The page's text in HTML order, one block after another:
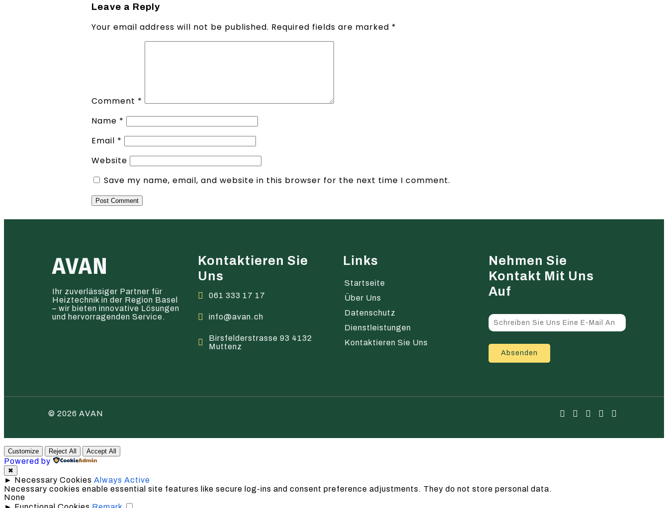
Leave a Reply
Your email address will not be published. Required fields are marked *
Comment *
Name *
Email *
Website
Save my name, email, and website in this browser for the next time I comment.
AVAN
Ihr zuverlässiger Partner für
Heiztechnik in der Region Basel
– wir bieten innovative Lösungen
und hervorragenden Service.
Kontaktieren Sie
Uns
061 333 17 17
info@avan.ch
Birsfelderstrasse 93 4132
Muttenz
Links
Startseite
Über Uns
Datenschutz
Dienstleistungen
Kontaktieren Sie Uns
Nehmen Sie
Kontakt Mit Uns
Auf
Absenden
© 2026 AVAN
Customize Reject All Accept All
Powered by
✖
► Necessary Cookies Always Active
Necessary cookies enable essential site features like secure log-ins and consent preference adjustments. They do not store personal data.
None